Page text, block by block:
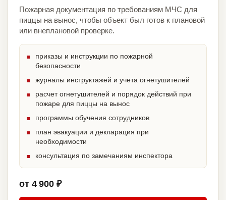
Пожарная документация по требованиям МЧС для
пиццы на вынос, чтобы объект был готов к плановой
или внеплановой проверке.
приказы и инструкции по пожарной
безопасности
журналы инструктажей и учета огнетушителей
расчет огнетушителей и порядок действий при
пожаре для пиццы на вынос
программы обучения сотрудников
план эвакуации и декларация при
необходимости
консультация по замечаниям инспектора
от 4 900 ₽